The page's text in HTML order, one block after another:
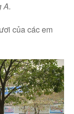
A.
của các em